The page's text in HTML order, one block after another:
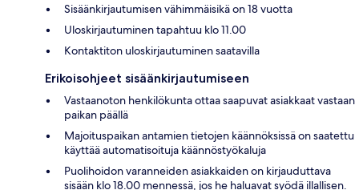
Sisäänkirjautumisen vähimmäisikä on 18 vuotta
Uloskirjautuminen tapahtuu klo 11.00
Kontaktiton uloskirjautuminen saatavilla
Erikoisohjeet sisäänkirjautumiseen
Vastaanoton henkilökunta ottaa saapuvat asiakkaat vastaan
paikan päällä
Majoituspaikan antamien tietojen käännöksissä on saatettu
käyttää automatisoituja käännöstyökaluja
Puolihoidon varanneiden asiakkaiden on kirjauduttava
sisään klo 18.00 mennessä, jos he haluavat syödä illallisen.